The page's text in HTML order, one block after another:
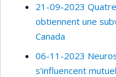
21-09-2023
obtiennent une
Canada
06-11-2023
s’influencent